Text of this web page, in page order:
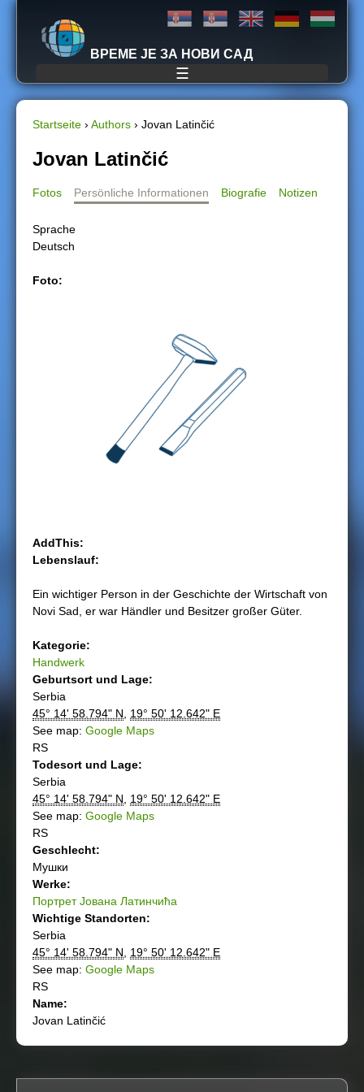
Jump to navigation
ВРЕМЕ ЈЕ ЗА НОВИ САД
☰
S
i
s
i
Startseite › Authors › Jovan Latinčić
Jovan Latinčić
Fotos Persönliche Informationen Biografie Notizen
Sprache
Deutsch
Foto:
AddThis:
Lebenslauf:
Ein wichtiger Person in der Geschichte der Wirtschaft von
Novi Sad, er war Händler und Besitzer großer Güter.
Kategorie:
Handwerk
Geburtsort und Lage:
Serbia
45° 14' 58.794" N
19° 50' 12.642" E
See map: Google Maps
RS
Todesort und Lage:
Serbia
45° 14' 58.794" N
19° 50' 12.642" E
See map: Google Maps
RS
Geschlecht:
Мушки
Werke:
Портрет Јована Латинчића
Wichtige Standorten:
Serbia
45° 14' 58.794" N
19° 50' 12.642" E
See map: Google Maps
RS
Name:
Jovan Latinčić